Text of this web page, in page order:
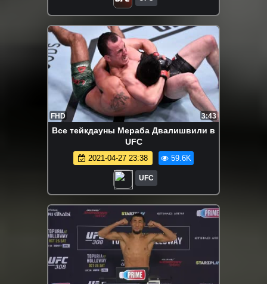
FHD 3:43
Все тейкдауны Мераба Двалишвили в
UFC
2021-04-27 23:38 59.6K
UFC